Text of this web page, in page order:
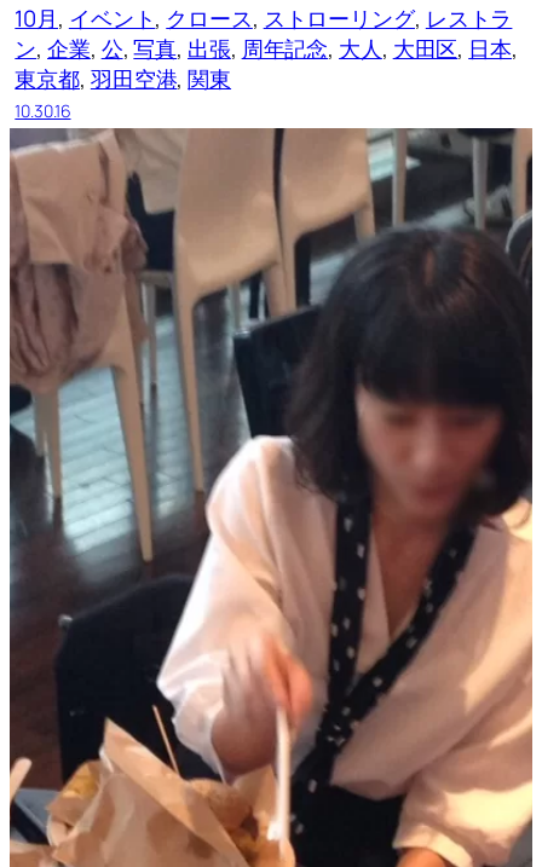
10月, イベント, クロース, ストローリング, レストラ
ン, 企業, 公, 写真, 出張, 周年記念, 大人, 大田区, 日本
東京都, 羽田空港, 関東
10.30.16